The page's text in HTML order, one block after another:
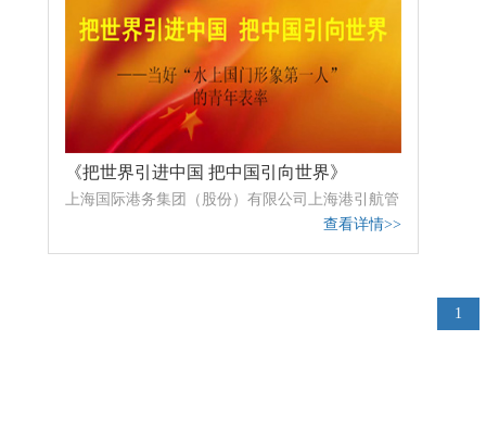
《把世界引进中国 把中国引向世界》
上海国际港务集团（股份）有限公司上海港引航管
查看详情>>
1